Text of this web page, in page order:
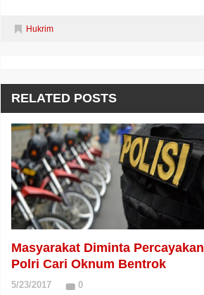
Hukrim
RELATED POSTS
Masyarakat Diminta Percayakan
Polri Cari Oknum Bentrok
5/23/2017 0